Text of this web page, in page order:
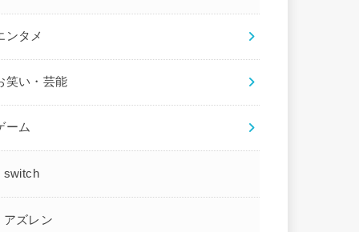
ンタメ
笑い・芸能
ーム
switch
アズレン